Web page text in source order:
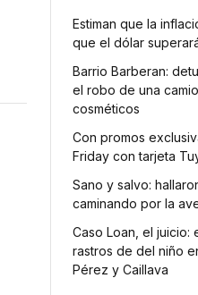
Estiman que la
que el dólar
Barrio Barberan:
el robo de una
cosméticos
Con promos
Friday con tarjeta
Sano y salvo:
caminando por la
Caso Loan, el juicio:
rastros de del niño
Pérez y Caillava